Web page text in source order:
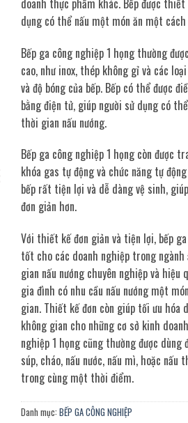
dụng có thể nấu một món ăn một
Bếp ga công nghiệp 1 họng thường
cao, như inox, thép không gỉ và các
và độ bóng của bếp. Bếp có thể được
bằng điện tử, giúp người sử dụng có
thời gian nấu nướng.
Bếp ga công nghiệp 1 họng còn được
khóa gas tự động và chức năng tự
bếp rất tiện lợi và dễ dàng vệ sinh,
đơn giản hơn.
Với thiết kế đơn giản và tiện lợi, bếp
tốt cho các doanh nghiệp trong
gian nấu nướng chuyên nghiệp và hiệu
gia đình có nhu cầu nấu nướng một
gian. Thiết kế đơn còn giúp tối ưu
không gian cho những cơ sở kinh
nghiệp 1 họng cũng thường được dùng
súp, cháo, nấu nước, nấu mì, hoặc
trong cùng một thời điểm.
Danh mục: BẾP GA CÔNG NGHIỆP